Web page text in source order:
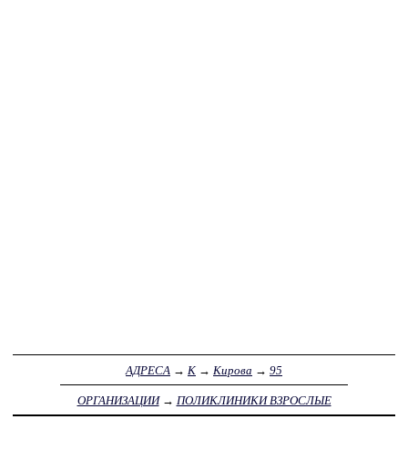
АДРЕСА → К → Кирова → 95
ОРГАНИЗАЦИИ→ ПОЛИКЛИНИКИ ВЗРОСЛЫЕ